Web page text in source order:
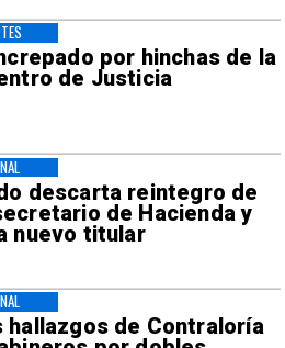
por hinchas de la
de Justicia
descarta reintegro de
de Hacienda y
nuevo titular
hallazgos de Contraloría